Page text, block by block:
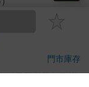
、刮鬍刀、除毛
期（含例假
受單獨退貨）必須
門市庫存